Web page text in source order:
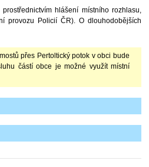
hlášení místního rozhlasu,
provozu Policií ČR). O dlouhodobějších
přes Pertoltický potok v obci bude
částí obce je možné využít místní